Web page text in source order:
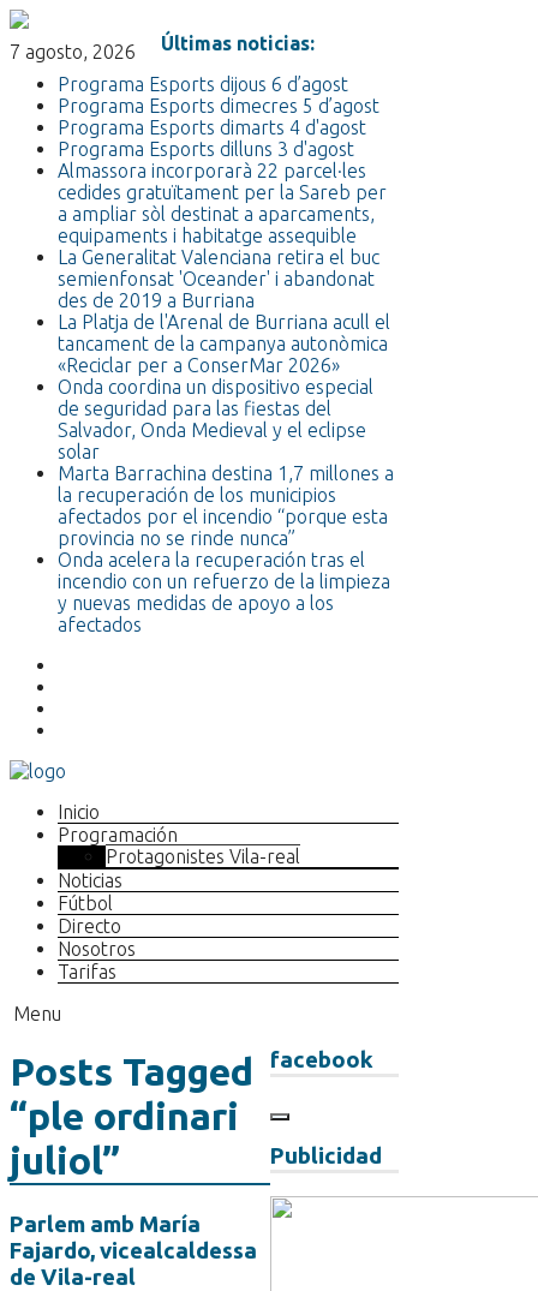
7 agosto, 2026
Últimas noticias:
Programa Esports dijous 6 d’agost
Programa Esports dimecres 5 d’agost
Programa Esports dimarts 4 d'agost
Programa Esports dilluns 3 d'agost
Almassora incorporarà 22 parcel·les
cedides gratuïtament per la Sareb per
a ampliar sòl destinat a aparcaments,
equipaments i habitatge assequible
La Generalitat Valenciana retira el buc
semienfonsat 'Oceander' i abandonat
des de 2019 a Burriana
La Platja de l'Arenal de Burriana acull el
tancament de la campanya autonòmica
«Reciclar per a ConserMar 2026»
Onda coordina un dispositivo especial
de seguridad para las fiestas del
Salvador, Onda Medieval y el eclipse
solar
Marta Barrachina destina 1,7 millones a
la recuperación de los municipios
afectados por el incendio “porque esta
provincia no se rinde nunca”
Onda acelera la recuperación tras el
incendio con un refuerzo de la limpieza
y nuevas medidas de apoyo a los
afectados
Inicio
Programación
Protagonistes Vila-real
Noticias
Fútbol
Directo
Nosotros
Tarifas
Menu
facebook
Publicidad
Posts Tagged
“ple ordinari
juliol”
Parlem amb María
Fajardo, vicealcaldessa
de Vila-real